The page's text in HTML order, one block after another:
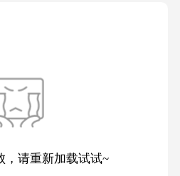
，请重新加载试试~